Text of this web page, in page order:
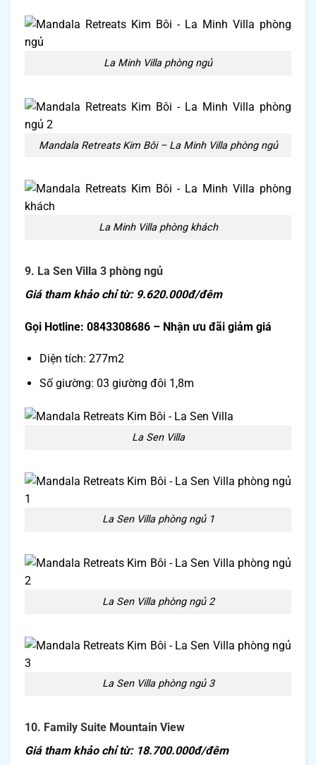
La Minh Villa phòng ngủ
Mandala Retreats Kim Bôi – La Minh Villa phòng ngủ
La Minh Villa phòng khách
9. La Sen Villa 3 phòng ngủ
Giá tham khảo chỉ từ: 9.620.000đ/đêm
Gọi Hotline: 0843308686 – Nhận ưu đãi giảm giá
Diện tích: 277m2
Số giường: 03 giường đôi 1,8m
La Sen Villa
La Sen Villa phòng ngủ 1
La Sen Villa phòng ngủ 2
La Sen Villa phòng ngủ 3
10. Family Suite Mountain View
Giá tham khảo chỉ từ: 18.700.000đ/đêm